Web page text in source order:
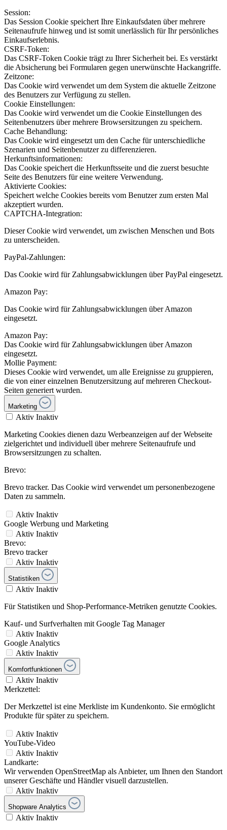
Session:
Das Session Cookie speichert Ihre Einkaufsdaten über mehrere
Seitenaufrufe hinweg und ist somit unerlässlich für Ihr persönliches
Einkaufserlebnis.
CSRF-Token:
Das CSRF-Token Cookie trägt zu Ihrer Sicherheit bei. Es verstärkt
die Absicherung bei Formularen gegen unerwünschte Hackangriffe.
Zeitzone:
Das Cookie wird verwendet um dem System die aktuelle Zeitzone
des Benutzers zur Verfügung zu stellen.
Cookie Einstellungen:
Das Cookie wird verwendet um die Cookie Einstellungen des
Seitenbenutzers über mehrere Browsersitzungen zu speichern.
Cache Behandlung:
Das Cookie wird eingesetzt um den Cache für unterschiedliche
Szenarien und Seitenbenutzer zu differenzieren.
Herkunftsinformationen:
Das Cookie speichert die Herkunftsseite und die zuerst besuchte
Seite des Benutzers für eine weitere Verwendung.
Aktivierte Cookies:
Speichert welche Cookies bereits vom Benutzer zum ersten Mal
akzeptiert wurden.
CAPTCHA-Integration:
Dieser Cookie wird verwendet, um zwischen Menschen und Bots
zu unterscheiden.
PayPal-Zahlungen:
Das Cookie wird für Zahlungsabwicklungen über PayPal eingesetzt.
Amazon Pay:
Das Cookie wird für Zahlungsabwicklungen über Amazon
eingesetzt.
Amazon Pay:
Das Cookie wird für Zahlungsabwicklungen über Amazon
eingesetzt.
Mollie Payment:
Dieses Cookie wird verwendet, um alle Ereignisse zu gruppieren,
die von einer einzelnen Benutzersitzung auf mehreren Checkout-
Seiten generiert wurden.
Marketing
Aktiv Inaktiv
Marketing Cookies dienen dazu Werbeanzeigen auf der Webseite
zielgerichtet und individuell über mehrere Seitenaufrufe und
Browsersitzungen zu schalten.
Brevo:
Brevo tracker. Das Cookie wird verwendet um personenbezogene
Daten zu sammeln.
Aktiv Inaktiv
Google Werbung und Marketing
Aktiv Inaktiv
Brevo:
Brevo tracker
Aktiv Inaktiv
Statistiken
Aktiv Inaktiv
Für Statistiken und Shop-Performance-Metriken genutzte Cookies.
Kauf- und Surfverhalten mit Google Tag Manager
Aktiv Inaktiv
Google Analytics
Aktiv Inaktiv
Komfortfunktionen
Aktiv Inaktiv
Merkzettel:
Der Merkzettel ist eine Merkliste im Kundenkonto. Sie ermöglicht
Produkte für später zu speichern.
Aktiv Inaktiv
YouTube-Video
Aktiv Inaktiv
Landkarte:
Wir verwenden OpenStreetMap als Anbieter, um Ihnen den Standort
unserer Geschäfte und Händler visuell darzustellen.
Aktiv Inaktiv
Shopware Analytics
Aktiv Inaktiv